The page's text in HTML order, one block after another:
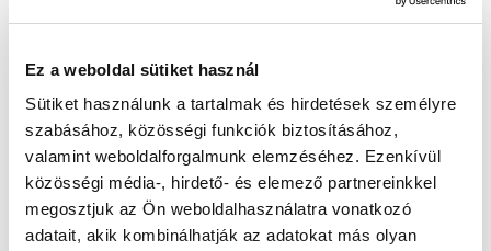
Ez a weboldal sütiket használ
Sütiket használunk a tartalmak és hirdetések személyre
szabásához, közösségi funkciók biztosításához,
valamint weboldalforgalmunk elemzéséhez. Ezenkívül
közösségi média-, hirdető- és elemező partnereinkkel
megosztjuk az Ön weboldalhasználatra vonatkozó
adatait, akik kombinálhatják az adatokat más olyan
63 990 Ft
Az elmúlt 30 nap legjobb ára: 63 990 Ft
KOSÁRBA TESZ